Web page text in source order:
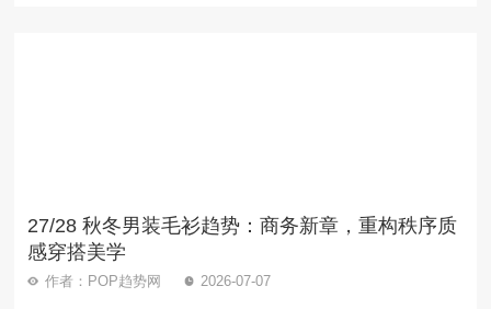
27/28 秋冬男装毛衫趋势：商务新章，重构秩序质
感穿搭美学
作者：POP趋势网 2026-07-07